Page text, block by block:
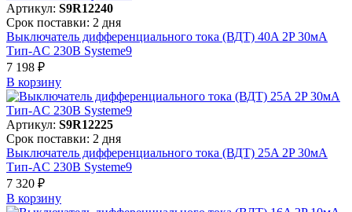
Артикул: S9R12240
Срок поставки: 2 дня
Выключатель дифференциального тока (ВДТ) 40A 2P 30мА
Тип-AC 230В Systeme9
7 198 ₽
В корзинy
Артикул: S9R12225
Срок поставки: 2 дня
Выключатель дифференциального тока (ВДТ) 25A 2P 30мА
Тип-AC 230В Systeme9
7 320 ₽
В корзинy